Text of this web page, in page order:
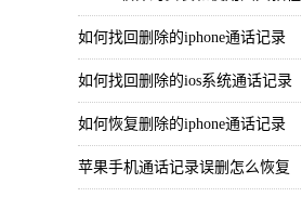
如何找回删除的iphone通话记录
如何找回删除的ios系统通话记录
如何恢复删除的iphone通话记录
苹果手机通话记录误删怎么恢复